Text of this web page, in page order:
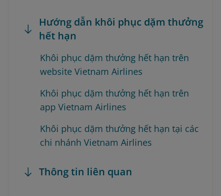
Hướng dẫn khôi phục dặm thưởng
hết hạn
Khôi phục dặm thưởng hết hạn trên
website Vietnam Airlines
Khôi phục dặm thưởng hết hạn trên
app Vietnam Airlines
Khôi phục dặm thưởng hết hạn tại các
chi nhánh Vietnam Airlines
Thông tin liên quan